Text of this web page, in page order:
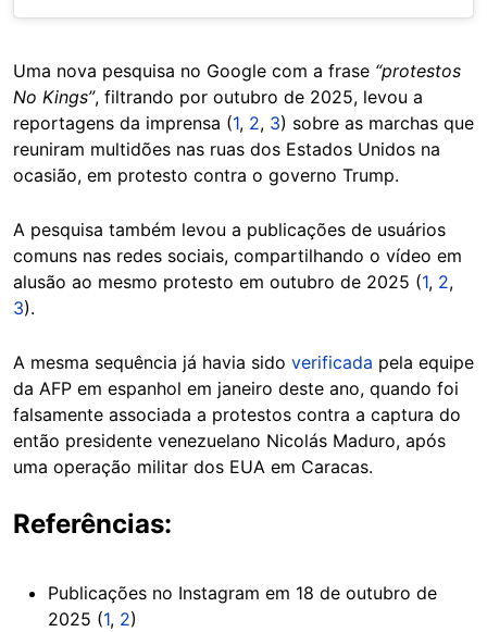
Uma nova pesquisa no Google com a frase “protestos
No Kings”, filtrando por outubro de 2025, levou a
reportagens da imprensa (1, 2, 3) sobre as marchas que
reuniram multidões nas ruas dos Estados Unidos na
ocasião, em protesto contra o governo Trump.
A pesquisa também levou a publicações de usuários
comuns nas redes sociais, compartilhando o vídeo em
alusão ao mesmo protesto em outubro de 2025 (1, 2,
3).
A mesma sequência já havia sido verificada pela equipe
da AFP em espanhol em janeiro deste ano, quando foi
falsamente associada a protestos contra a captura do
então presidente venezuelano Nicolás Maduro, após
uma operação militar dos EUA em Caracas.
Referências:
Publicações no Instagram em 18 de outubro de
2025 (1, 2)